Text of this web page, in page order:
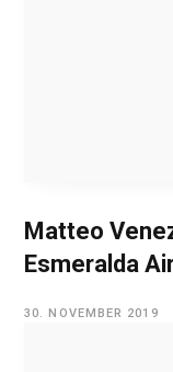
Matteo
Esmeralda
30. NOVEMBER 2019